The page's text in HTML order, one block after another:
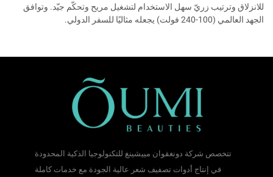
للانزلاق وترتيب زريّ سهل الاستخدام لتشغيل مريح وتحكّم جيّد. وتوافق
الجهد العالمي (100-240 فولت) يجعله مثاليًا للسفر الدولي.
تتخصص شركة دونغقوان مييشينغ للتكنولوجيا الذكية المحدودة
في إنتاج أدوات تصفيف شعر عالية الجودة مع خدمات كاملة